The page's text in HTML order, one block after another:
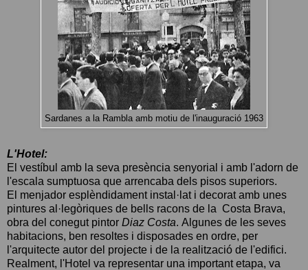
Sardanes a la Rambla amb motiu de l'inauguració 1963
L'Hotel:
El vestíbul amb la seva presència senyorial i amb l'adorn de
l'escala sumptuosa que arrencaba dels pisos superiors.
El menjador esplèndidament instal·lat i decorat amb unes
pintures al·legòriques de bells racons de la Costa Brava,
obra del conegut pintor Diaz Costa. Algunes de les seves
habitacions, ben resoltes i disposades en ordre, per
l'arquitecte autor del projecte i de la realització de l'edifici.
Realment, l'Hotel va representar una important etapa, va